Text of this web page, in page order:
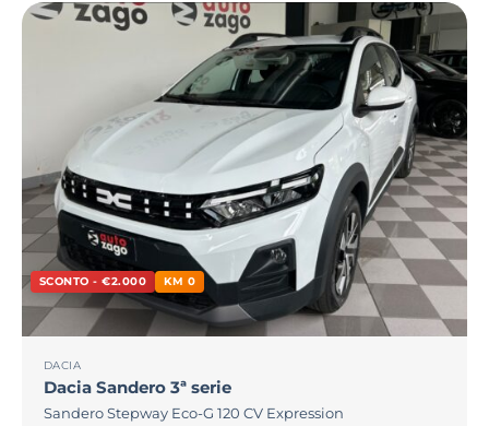
SCONTO - €2.000 KM 0
DACIA
Dacia Sandero 3ª serie
Sandero Stepway Eco-G 120 CV Expression